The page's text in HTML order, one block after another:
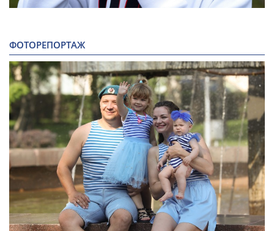
ФОТОРЕПОРТАЖ